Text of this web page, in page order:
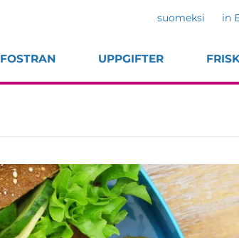
suomeksi in
UPPGIFTER